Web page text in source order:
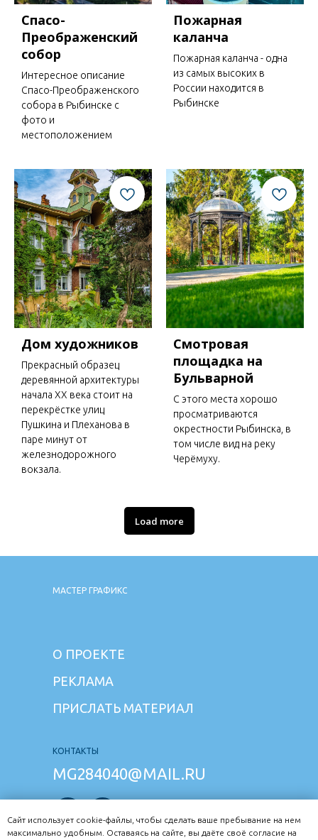
Спасо-
Преображенский
собор
Интересное описание
Спасо-Преображенского
собора в Рыбинске с
фото и
местоположением
Пожарная
каланча
Пожарная каланча - одна
из самых высоких в
России находится в
Рыбинске
Дом художников
Прекрасный образец
деревянной архитектуры
начала ХХ века стоит на
перекрёстке улиц
Пушкина и Плеханова в
паре минут от
железнодорожного
вокзала.
Смотровая
площадка на
Бульварной
С этого места хорошо
просматриваются
окрестности Рыбинска, в
том числе вид на реку
Черёмуху.
Load more
МАСТЕР ГРАФИКС
О ПРОЕКТЕ
КОНТАКТЫ
MG284040@MAIL.RU
РЕКЛАМА
ПРИСЛАТЬ МАТЕРИАЛ
Сайт использует cookie-файлы, чтобы сделать ваше пребывание на нем
максимально удобным. Оставаясь на сайте, вы даёте своё согласие на